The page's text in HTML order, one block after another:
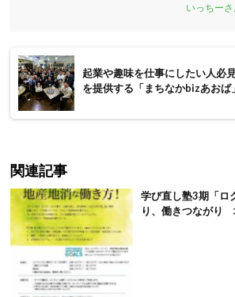
いっちー
起業や趣味を仕事にしたい人必
を提供する「まちなかbizあおば」
関連記事
学び直し塾3期「ロ
り、働きつながり